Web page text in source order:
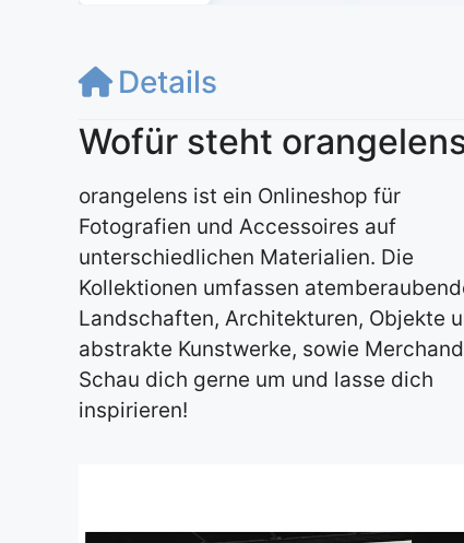
Details
Wofür steht
orangelens ist ein Onlineshop für
Fotografien und Accessoires auf
unterschiedlichen Materialien. Die
Kollektionen umfassen
Landschaften, Architekturen, Objekte
abstrakte Kunstwerke, sowie
Schau dich gerne um und lasse dich
inspirieren!